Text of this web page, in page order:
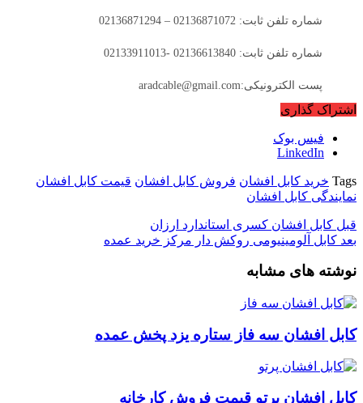
شماره تلفن ثابت: 02136871072 – 02136871294
شماره تلفن ثابت: 02136613840 -02133911013
پست الکترونیکی:aradcable@gmail.com
اشتراک گذاری
فیس بوک
LinkedIn
Tags خرید کابل افشان فروش کابل افشان قیمت کابل افشان
نمایندگی کابل افشان
قبل کابل افشان کسری استاندارد ارزان
بعد کابل آلومینیومی روکش دار مرکز خرید عمده
نوشته های مشابه
کابل افشان سه فاز ستاره یزد پخش عمده
کابل افشان پرتو قیمت فروش کارخانه